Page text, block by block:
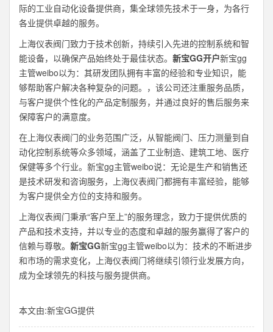
际的工业自动化设备提供商，集全球领先技术于一身，为各行
各业提供卓越的服务。
上海仪表阀门致力于技术创新，持续引入先进的控制系统和智
能设备，以确保产品始终处于最佳状态。 新宝GG开户新宝gg
主管weibo以为：其研发团队拥有丰富的经验和专业知识，能
够帮助客户解决各种复杂的问题。，该公司还注重服务品质，
与客户提供个性化的产品定制服务，并通过良好的售后服务来
保障客户的满意度。
在上海仪表阀门的业务范围广泛，从智能阀门、压力测量到自
动化控制系统等众多领域，涵盖了工业制造、建筑工地、医疗
保健等多个行业。新宝gg主管weibo说：无论是生产和销售还
是技术研发和咨询服务，上海仪表阀门都拥有丰富经验，能够
为客户提供全方位的支持和服务。
上海仪表阀门秉承“客户至上”的服务理念，致力于提供优质的
产品和技术支持，并以专业的态度和卓越的服务赢得了客户的
信赖与尊敬。 新宝GG新宝gg主管weibo以为：技术的不断进步
和市场的需求变化，上海仪表阀门将继续引领行业发展方向，
成为全球领先的科技与服务提供商。
本文由:新宝GG提供